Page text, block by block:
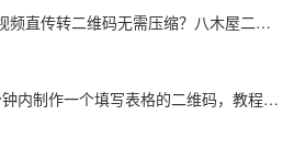
频直传转二维码无需压缩？八木屋二维
内制作一个填写表格的二维码，教程分